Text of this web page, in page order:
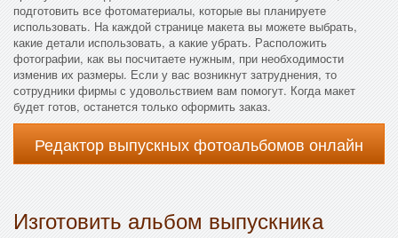
подготовить все фотоматериалы, которые вы планируете
использовать. На каждой странице макета вы можете выбрать,
какие детали использовать, а какие убрать. Расположить
фотографии, как вы посчитаете нужным, при необходимости
изменив их размеры. Если у вас возникнут затруднения, то
сотрудники фирмы с удовольствием вам помогут. Когда макет
будет готов, останется только оформить заказ.
Редактор выпускных фотоальбомов онлайн
Изготовить альбом выпускника